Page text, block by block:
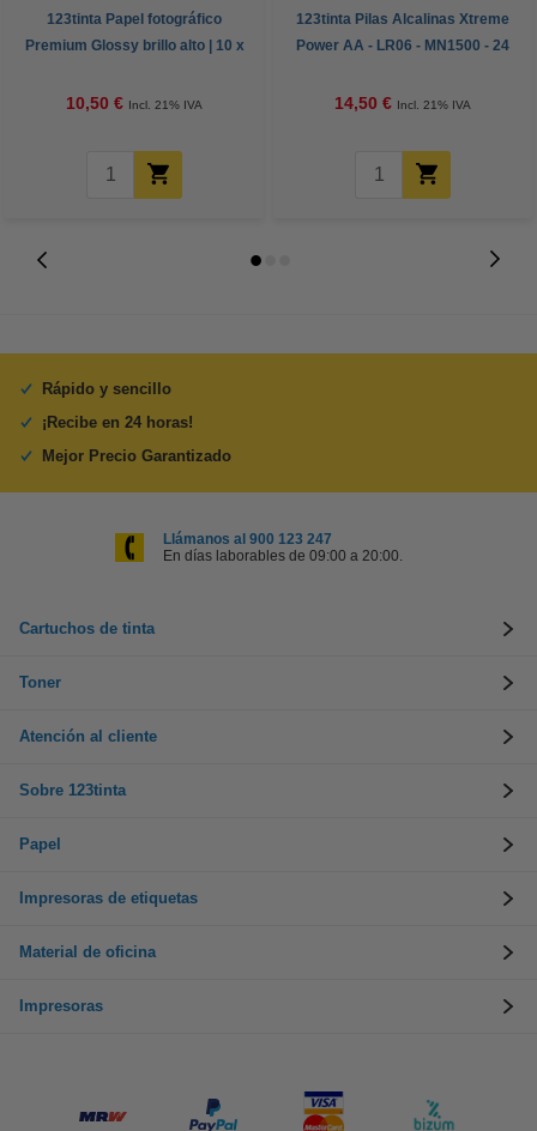
123tinta Papel fotográfico
Premium Glossy brillo alto | 10 x
10,50 € Incl. 21% IVA
123tinta Pilas Alcalinas Xtreme
Power AA - LR06 - MN1500 - 24
14,50 € Incl. 21% IVA
Rápido y sencillo
¡Recibe en 24 horas!
Mejor Precio Garantizado
Llámanos al 900 123 247
En días laborables de 09:00 a 20:00.
Cartuchos de tinta
Toner
Atención al cliente
Sobre 123tinta
Papel
Impresoras de etiquetas
Material de oficina
Impresoras